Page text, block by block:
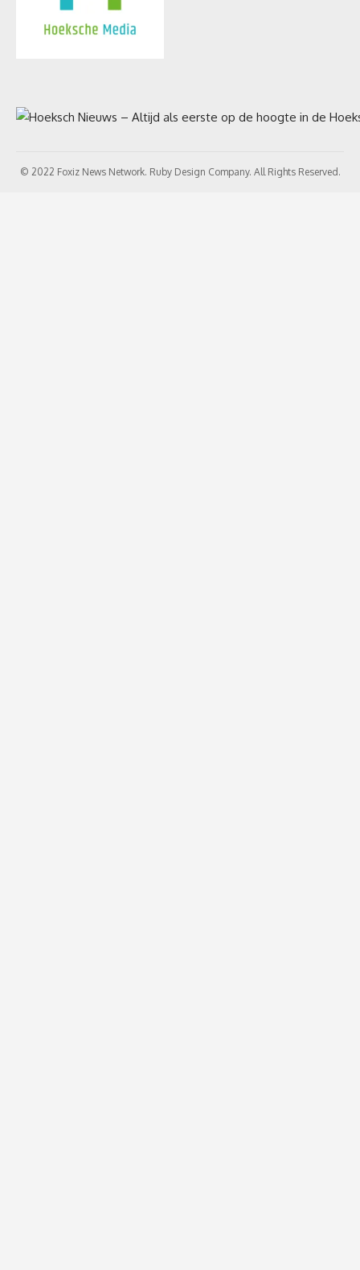
© 2022 Foxiz News Network. Ruby Design Company. All Rights Reserved.